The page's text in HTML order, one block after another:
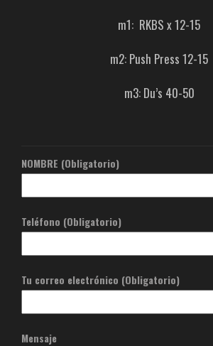
m1: RKBS x 12-15
m2: Push Press 12-15
m3: Du’s 40-50
NOMBRE (Obligatorio)
Teléfono (Obligatorio)
Tu correo electrónico (Obligatorio)
Mensaje